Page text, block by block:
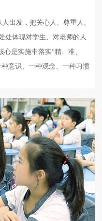
出发，把关心人、尊重人、
处体现对学生、对老师的人
是实施中落实“精、准、
意识、一种观念、一种习惯